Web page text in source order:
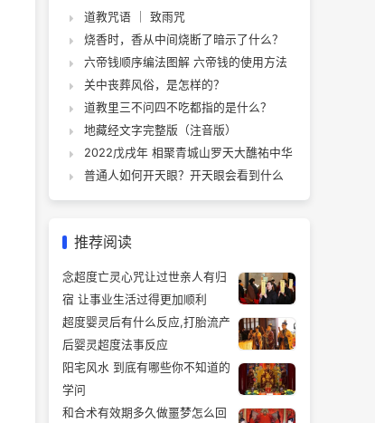
道教咒语 ｜ 致雨咒
烧香时，香从中间烧断了暗示了什么？
六帝钱顺序编法图解 六帝钱的使用方法
关中丧葬风俗，是怎样的？
道教里三不问四不吃都指的是什么？
地藏经文字完整版（注音版）
2022戊戌年 相聚青城山罗天大醮祐中华
普通人如何开天眼？开天眼会看到什么
推荐阅读
念超度亡灵心咒让过世亲人有归
宿 让事业生活过得更加顺利
超度婴灵后有什么反应,打胎流产
后婴灵超度法事反应
阳宅风水 到底有哪些你不知道的
学问
和合术有效期多久做噩梦怎么回